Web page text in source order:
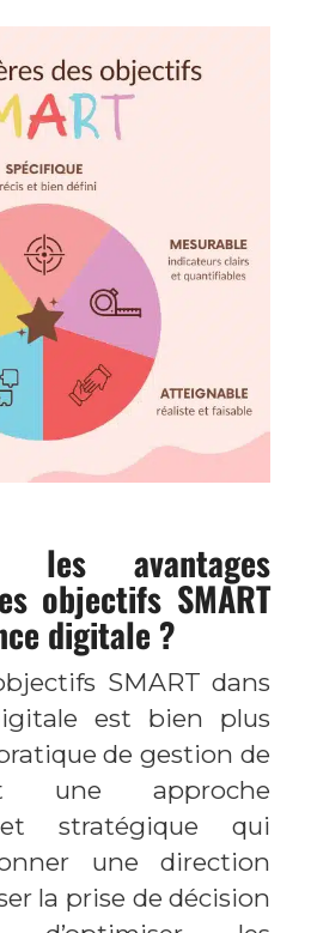
les avantages
objectifs SMART
digitale ?
SMART dans
est bien plus
de gestion de
une approche
stratégique qui
une direction
la prise de décision